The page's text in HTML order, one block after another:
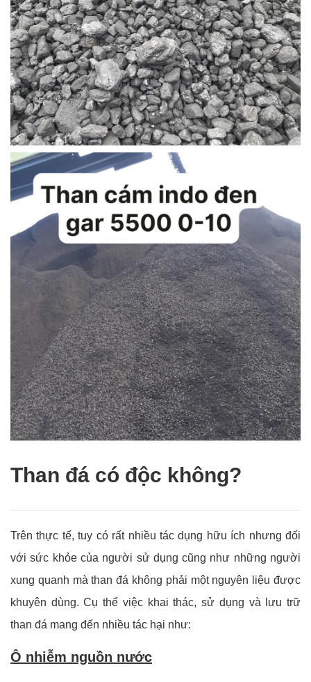
Than đá có độc không?
Trên thực tế, tuy có rất nhiều tác dụng hữu ích nhưng đối
với sức khỏe của người sử dụng cũng như những người
xung quanh mà than đá không phải một nguyên liệu được
khuyên dùng. Cụ thể việc khai thác, sử dụng và lưu trữ
than đá mang đến nhiều tác hại như:
Ô nhiễm nguồn nước